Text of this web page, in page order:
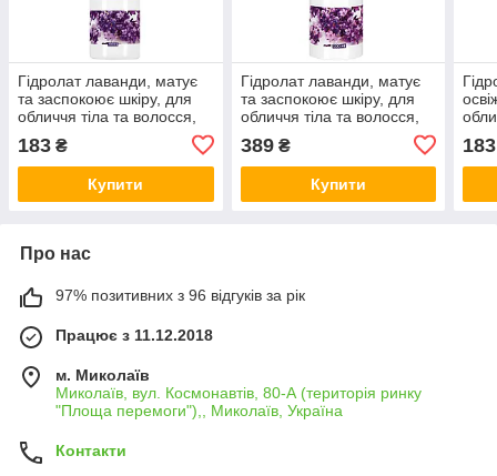
Гідролат лаванди, матує
та заспокоює шкіру, для
обличчя тіла та волосся,
183 ₴
Купити
Гідролат лаванди, матує
та заспокоює шкіру, для
обличчя тіла та волосся,
389₴
Купити
183
Про нас
97% позитивних з 96 відгуків за рік
Працює з 11.12.2018
м. Миколаїв
Миколаїв, вул. Космонавтів, 80-А (територія ринку
"Площа перемоги"),, Миколаїв, Україна
Контакти